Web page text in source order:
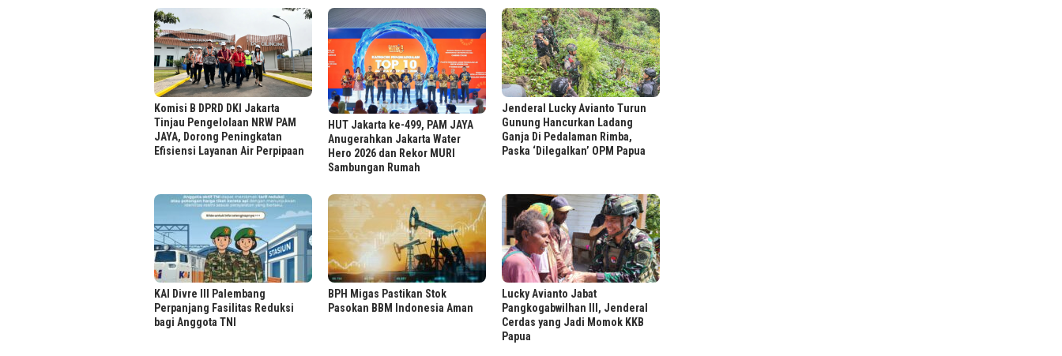
Komisi B DPRD DKI Jakarta
Tinjau Pengelolaan NRW PAM
JAYA, Dorong Peningkatan
Efisiensi Layanan Air Perpipaan
HUT Jakarta ke-499, PAM JAYA
Anugerahkan Jakarta Water
Hero 2026 dan Rekor MURI
Sambungan Rumah
Jenderal Lucky Avianto Turun
Gunung Hancurkan Ladang
Ganja Di Pedalaman Rimba,
Paska ‘Dilegalkan’ OPM Papua
KAI Divre III Palembang
Perpanjang Fasilitas Reduksi
bagi Anggota TNI
BPH Migas Pastikan Stok
Pasokan BBM Indonesia Aman
Lucky Avianto Jabat
Pangkogabwilhan III, Jenderal
Cerdas yang Jadi Momok KKB
Papua